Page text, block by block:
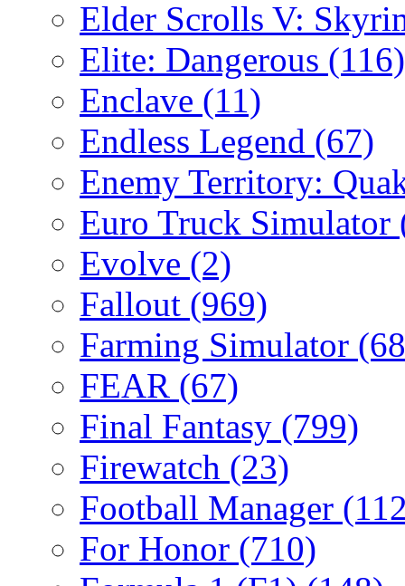
Elder Scrolls V:
Elite: Dangerous (116)
Enclave (11)
Endless Legend (67)
Enemy Territory:
Euro Truck Simulator
Evolve (2)
Fallout (969)
Farming Simulator
FEAR (67)
Final Fantasy (799)
Firewatch (23)
Football Manager
For Honor (710)